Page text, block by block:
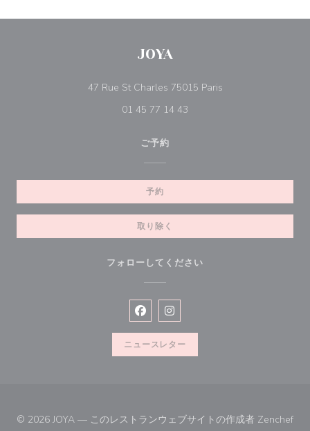
JOYA
47 Rue St Charles 75015 Paris((新しいウィンドウ
01 45 77 14 43
ご予約
予約
取り除く
フォローしてください
Facebook ((新しいウィンドウで開
Instagram ((新しいウィンド
ニュースレター
© 2026 JOYA — このレストランウェブサイトの作成者 Zenchef((